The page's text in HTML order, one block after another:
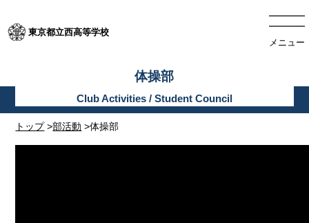
東京都立西高等学校
メニュー
トップ>部活動 >体操部
体操部